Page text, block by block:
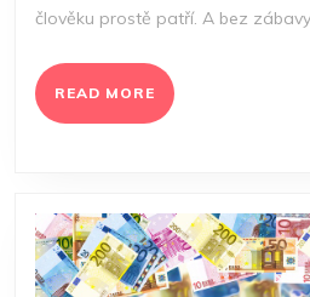
člověku prostě patří. A bez
READ MORE READ
MORE